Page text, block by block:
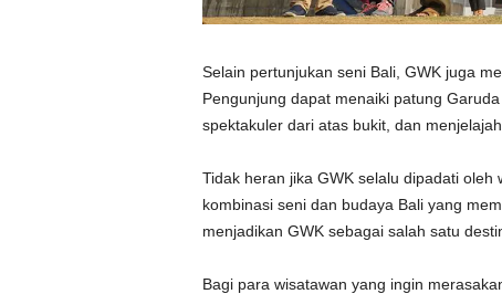
Selain pertunjukan seni Bali, GWK juga
Pengunjung dapat menaiki patung
spektakuler dari atas bukit, dan
Tidak heran jika GWK selalu dipadati oleh
kombinasi seni dan budaya Bali yang
menjadikan GWK sebagai salah satu
Bagi para wisatawan yang ingin